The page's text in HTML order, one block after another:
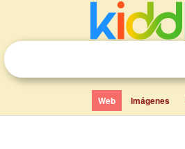
Web Imágenes